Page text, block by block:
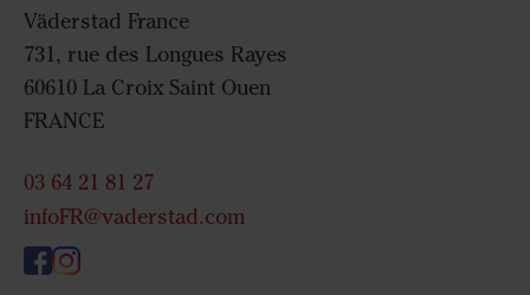
Väderstad France
731, rue des Longues Rayes
60610 La Croix Saint Ouen
FRANCE
03 64 21 81 27
infoFR@vaderstad.com